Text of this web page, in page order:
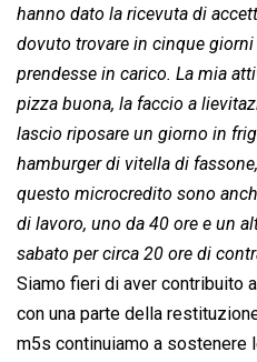
hanno dato la ricevuta di
dovuto trovare in cinque
prendesse in carico. La mia
pizza buona, la faccio a
lascio riposare un giorno in
hamburger di vitella di
questo microcredito sono
di lavoro, uno da 40 ore e un
sabato per circa 20 ore di
Siamo fieri di aver contribuito
con una parte della
m5s continuiamo a sostenere